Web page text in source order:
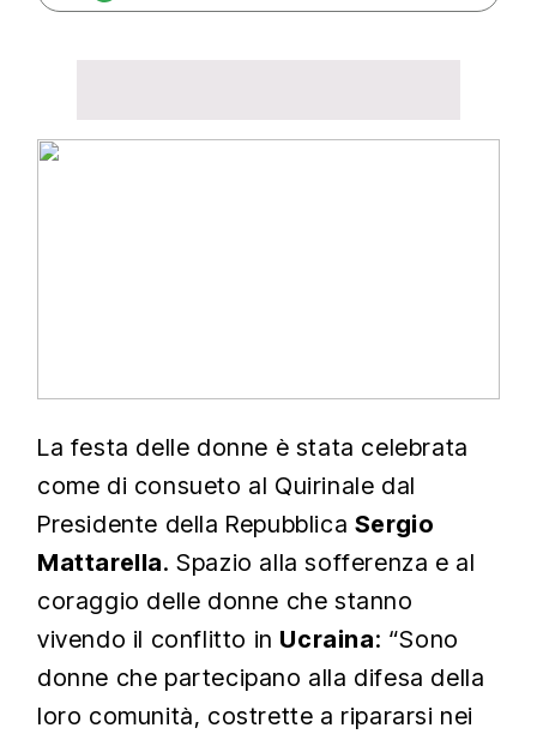
La festa delle donne è stata celebrata
come di consueto al Quirinale dal
Presidente della Repubblica Sergio
Mattarella. Spazio alla sofferenza e al
coraggio delle donne che stanno
vivendo il conflitto in Ucraina: “Sono
donne che partecipano alla difesa della
loro comunità, costrette a ripararsi nei